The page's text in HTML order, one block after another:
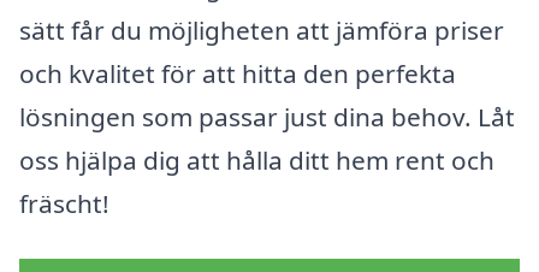
sätt får du möjligheten att jämföra priser
och kvalitet för att hitta den perfekta
lösningen som passar just dina behov. Låt
oss hjälpa dig att hålla ditt hem rent och
fräscht!